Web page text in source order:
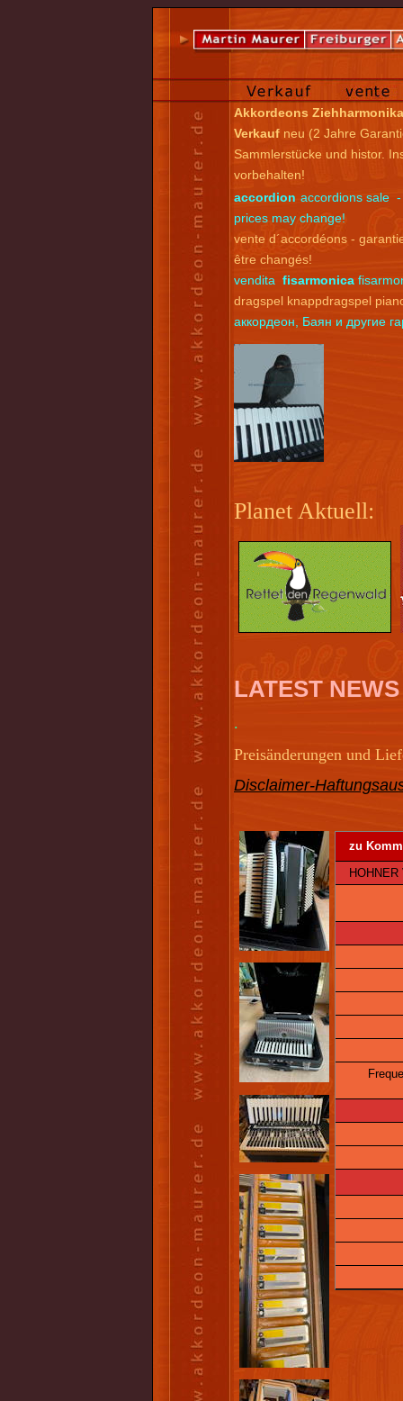
Akkordeons
Verkauf neu (2 Jahre
Sammlerstücke und histor.
vorbehalten!
accordion accordions sale -
prices may change!
vente d´accordéons -
être changés!
vendita fisarmonica
dragspel knappdragspel
аккордеон, Баян и другие
Planet Aktuell:
LATEST NEWS
.
Preisänderungen und
Disclaimer-
zu
HOHNER